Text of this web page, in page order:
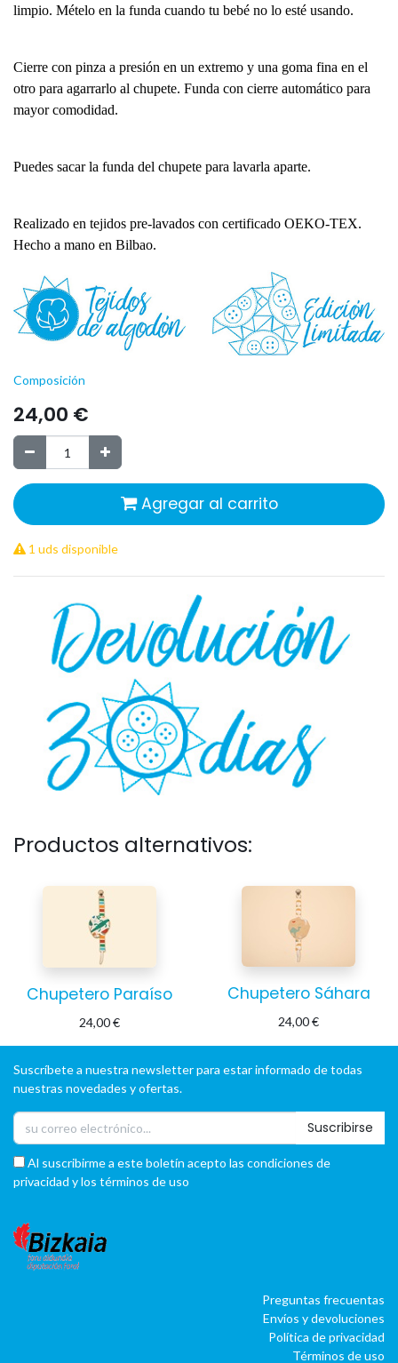
limpio. Mételo en la funda cuando tu bebé no lo esté usando.
Cierre con pinza a presión en un extremo y una goma fina en el
otro para agarrarlo al chupete. Funda con cierre automático para
mayor comodidad.
Puedes sacar la funda del chupete para lavarla aparte.
Realizado en tejidos pre-lavados con certificado OEKO-TEX.
Hecho a mano en Bilbao.
Composición
24,00 €
Agregar al carrito
1 uds disponible
Productos alternativos:
Chupetero Paraíso
24,00€
Chupetero Sáhara
24,00€
Suscríbete a nuestra newsletter para estar informado de todas
nuestras novedades y ofertas.
Suscribirse
Al suscribirme a este boletín acepto las condiciones de
privacidad y los términos de uso
Preguntas frecuentas
Envíos y devoluciones
Política de privacidad
Términos de uso